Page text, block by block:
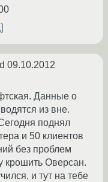
09.10.2012
Данные о
из вне.
поднял
и 50 клиентов
без проблем
крошить Оверсан.
и тут на тебе